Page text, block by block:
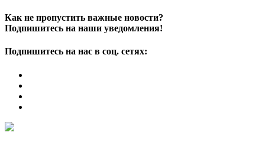
Как не пропустить важные новости?
Подпишитесь на наши уведомления!
Подпишитесь на нас в соц. сетях: